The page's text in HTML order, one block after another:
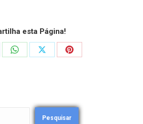
esta Página!
Pesquisar